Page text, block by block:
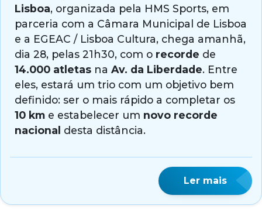
Lisboa, organizada pela HMS Sports, em
parceria com a Câmara Municipal de Lisboa
e a EGEAC / Lisboa Cultura, chega amanhã,
dia 28, pelas 21h30, com o recorde de
14.000 atletas na Av. da Liberdade. Entre
eles, estará um trio com um objetivo bem
definido: ser o mais rápido a completar os
10 km e estabelecer um novo recorde
nacional desta distância.
Ler mais